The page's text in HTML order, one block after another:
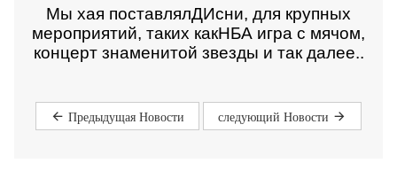
Мы хая поставлялДИсни, для крупных
мероприятий, таких какНБА игра с мячом,
концерт знаменитой звезды и так далее..
Предыдущая Hовости следующий Hовости